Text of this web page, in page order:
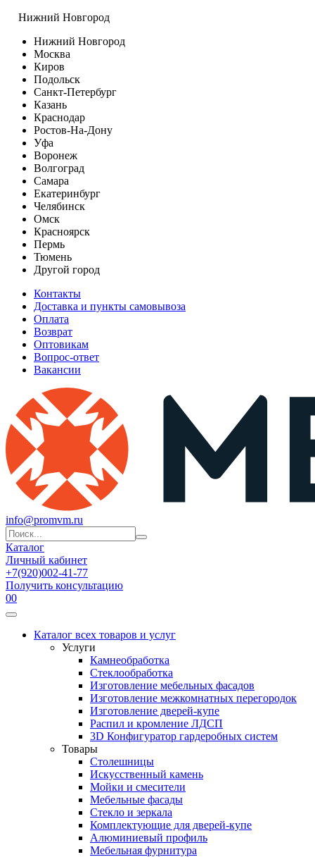
Нижний Новгород
Нижний Новгород
Москва
Киров
Подольск
Санкт-Петербург
Казань
Краснодар
Ростов-На-Дону
Уфа
Воронеж
Волгоград
Самара
Екатеринбург
Челябинск
Омск
Красноярск
Пермь
Тюмень
Другой город
Контакты
Доставка и пункты самовывоза
Оплата
Возврат
Оптовикам
Вопрос-ответ
Вакансии
info@promvm.ru
Каталог
Личный кабинет
+7(920)002-41-77
Получить консультацию
00
Каталог всех товаров и услуг
Услуги
Камнеобработка
Стеклообработка
Изготовление мебельных фасадов
Изготовление межкомнатных перегородок
Изготовление дверей-купе
Распил и кромление ЛДСП
3D Конфигуратор гардеробных систем
Товары
Столешницы
Искусственный камень
Мойки и смесители
Мебельные фасады
Стекло и зеркала
Комплектующие для дверей-купе
Алюминиевый профиль
Мебельная фурнитура